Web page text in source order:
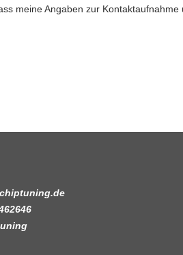
meine Angaben zur Kontaktaufnahme